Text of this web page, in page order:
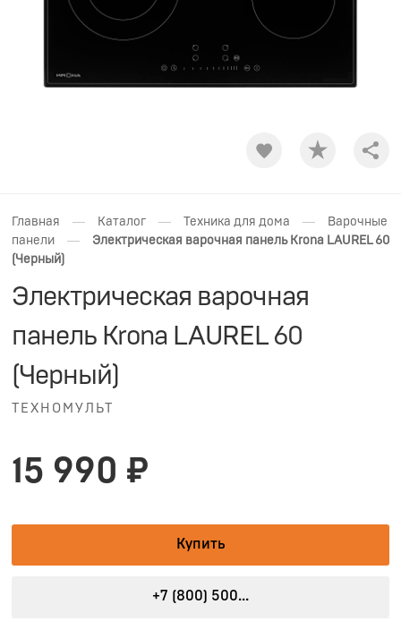
Главная — Каталог — Техника для дома —
Варочные
панели
—
Электрическая варочная панель Krona LAUREL 60
(Черный)
Электрическая варочная
панель Krona LAUREL 60
(Черный)
ТЕХНОМУЛЬТ
15 990 ₽
Купить
+7 (800) 500...